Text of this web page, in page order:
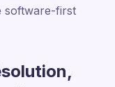
software-first